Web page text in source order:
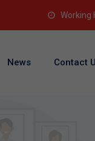
Working
News Contact